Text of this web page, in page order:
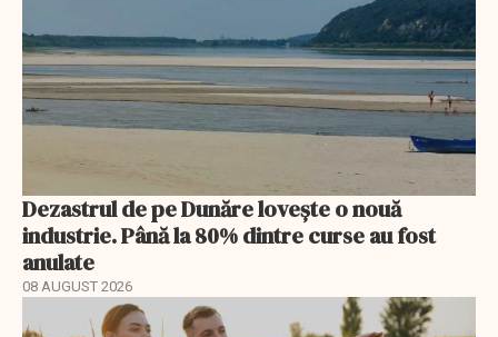
Dezastrul de pe Dunăre lovește o nouă
industrie. Până la 80% dintre curse au fost
anulate
08 AUGUST 2026